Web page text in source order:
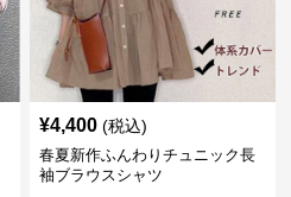
¥4,400 (税込)
春夏新作ふんわりチュニック長
袖ブラウスシャツ